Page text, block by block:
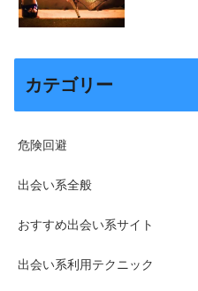
カテゴリー
危険回避
出会い系全般
おすすめ出会い系サイト
出会い系利用テクニック